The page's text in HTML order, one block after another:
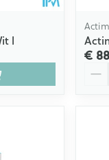
l
€